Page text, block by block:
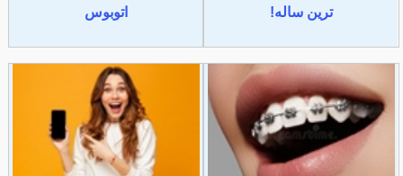
ترین ساله!
اتوبوس